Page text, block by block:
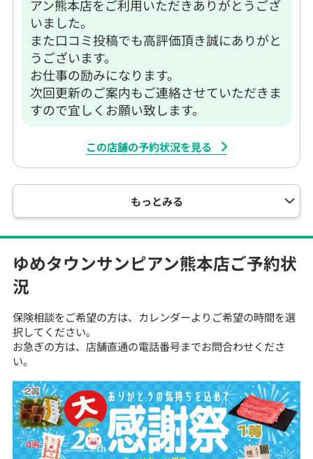
アン熊本店をご利用いただきありがとうござ
いました。
また口コミ投稿でも高評価頂き誠にありがと
うございます。
お仕事の励みになります。
次回更新のご案内もご連絡させていただきま
すので宜しくお願い致します。
この店舗の予約状況を見る
もっとみる
ゆめタウンサンピアン熊本店ご予約状
況
保険相談をご希望の方は、カレンダーよりご希望の時間を選
択してください。
お急ぎの方は、店舗直通の電話番号までお問合わせくださ
い。